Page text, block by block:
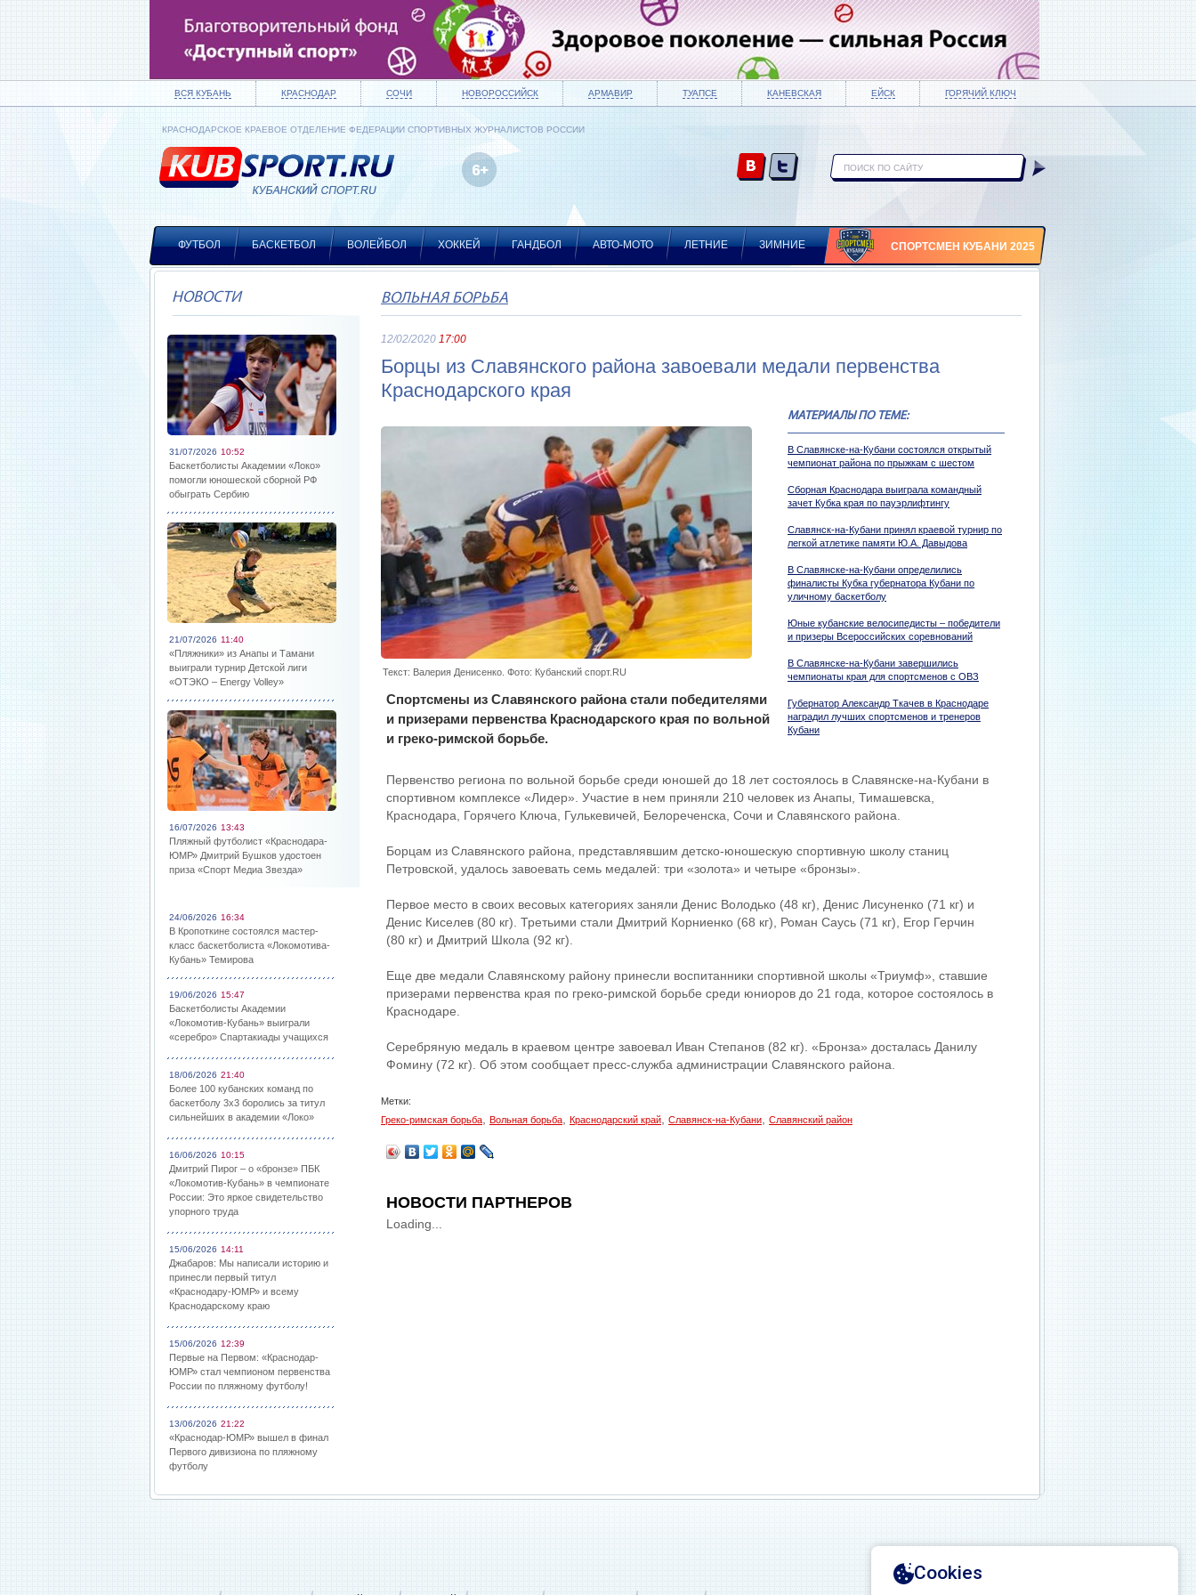
ВСЯ КУБАНЬ КРАСНОДАР СОЧИ НОВОРОССИЙСК АРМАВИР ТУАПСЕ КАНЕВСКАЯ ЕЙСК ГОРЯЧИЙ КЛЮЧ
КРАСНОДАРСКОЕ КРАЕВОЕ ОТДЕЛЕНИЕ ФЕДЕРАЦИИ СПОРТИВНЫХ ЖУРНАЛИСТОВ РОССИИ
ФУТБОЛ БАСКЕТБОЛ ВОЛЕЙБОЛ ХОККЕЙ ГАНДБОЛ АВТО-МОТО ЛЕТНИЕ ЗИМНИЕ СПОРТСМЕН КУБАНИ 2025
НОВОСТИ
31/07/2026 10:52
Баскетболисты Академии «Локо»
помогли юношеской сборной РФ
обыграть Сербию
21/07/2026 11:40
«Пляжники» из Анапы и Тамани
выиграли турнир Детской лиги
«ОТЭКО – Energy Volley»
16/07/2026 13:43
Пляжный футболист «Краснодара-
ЮМР» Дмитрий Бушков удостоен
приза «Спорт Медиа Звезда»
24/06/2026 16:34
В Кропоткине состоялся мастер-
класс баскетболиста «Локомотива-
Кубань» Темирова
19/06/2026 15:47
Баскетболисты Академии
«Локомотив-Кубань» выиграли
«серебро» Спартакиады учащихся
18/06/2026 21:40
Более 100 кубанских команд по
баскетболу 3х3 боролись за титул
сильнейших в академии «Локо»
16/06/2026 10:15
Дмитрий Пирог – о «бронзе» ПБК
«Локомотив-Кубань» в чемпионате
России: Это яркое свидетельство
упорного труда
15/06/2026 14:11
Джабаров: Мы написали историю и
принесли первый титул
«Краснодару-ЮМР» и всему
Краснодарскому краю
15/06/2026 12:39
Первые на Первом: «Краснодар-
ЮМР» стал чемпионом первенства
России по пляжному футболу!
13/06/2026 21:22
«Краснодар-ЮМР» вышел в финал
Первого дивизиона по пляжному
футболу
ВОЛЬНАЯ БОРЬБА
12/02/2020 17:00
Борцы из Славянского района завоевали медали первенства
Краснодарского края
МАТЕРИАЛЫ ПО ТЕМЕ:
В Славянске-на-Кубани состоялся открытый
чемпионат района по прыжкам с шестом
Сборная Краснодара выиграла командный
зачет Кубка края по пауэрлифтингу
Славянск-на-Кубани принял краевой турнир по
легкой атлетике памяти Ю.А. Давыдова
В Славянске-на-Кубани определились
финалисты Кубка губернатора Кубани по
уличному баскетболу
Юные кубанские велосипедисты – победители
и призеры Всероссийских соревнований
В Славянске-на-Кубани завершились
чемпионаты края для спортсменов с ОВЗ
Губернатор Александр Ткачев в Краснодаре
наградил лучших спортсменов и тренеров
Кубани
Текст: Валерия Денисенко. Фото: Кубанский спорт.RU
Спортсмены из Славянского района стали победителями
и призерами первенства Краснодарского края по вольной
и греко-римской борьбе.
Первенство региона по вольной борьбе среди юношей до 18 лет состоялось в Славянске-на-Кубани в
спортивном комплексе «Лидер». Участие в нем приняли 210 человек из Анапы, Тимашевска,
Краснодара, Горячего Ключа, Гулькевичей, Белореченска, Сочи и Славянского района.
Борцам из Славянского района, представлявшим детско-юношескую спортивную школу станиц
Петровской, удалось завоевать семь медалей: три «золота» и четыре «бронзы».
Первое место в своих весовых категориях заняли Денис Володько (48 кг), Денис Лисуненко (71 кг) и
Денис Киселев (80 кг). Третьими стали Дмитрий Корниенко (68 кг), Роман Саусь (71 кг), Егор Герчин
(80 кг) и Дмитрий Школа (92 кг).
Еще две медали Славянскому району принесли воспитанники спортивной школы «Триумф», ставшие
призерами первенства края по греко-римской борьбе среди юниоров до 21 года, которое состоялось в
Краснодаре.
Серебряную медаль в краевом центре завоевал Иван Степанов (82 кг). «Бронза» досталась Данилу
Фомину (72 кг). Об этом сообщает пресс-служба администрации Славянского района.
Метки:
Греко-римская борьба
Вольная борьба Краснодарский край Славянск-на-Кубани Славянский район
НОВОСТИ ПАРТНЕРОВ
Loading...